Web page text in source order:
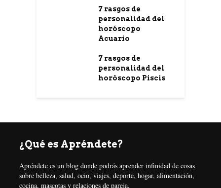
7 rasgos de
personalidad del
horóscopo
Acuario
7 rasgos de
personalidad del
horóscopo Piscis
¿Qué es Apréndete?
Apréndete es un blog donde podrás aprender infinidad de cosas
sobre belleza, salud, ocio, viajes, deporte, hogar, alimentación,
cocina, mascotas y relaciones de pareja.